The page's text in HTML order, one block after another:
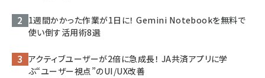
1週間かかった作業が1日に！ Gemini Notebookを無料で
使い倒す活用術8選
アクティブユーザーが2倍に急成長！ JA共済アプリに学
ぶ“ユーザー視点”のUI/UX改善